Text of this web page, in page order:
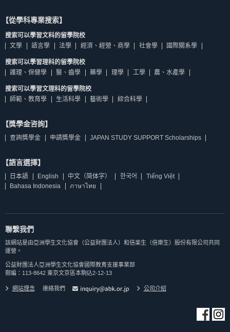
【從學科專業搜索】
搜索可以學習文科的留學院校
文學
語言學 法學 經濟、經營、商學 社會學 國際關系學
搜索可以學習理科的留學院校
護理、保健學
醫、齒學 藥學 理學 工學 農、水產學
搜索可以學習文理科的留學院校
師範、教育學
生活科學 藝術學 綜合科學
【獎學金咨詢】
查詢獎學金 申請獎學金 JAPAN STUDY SUPPORT Scholarships
【語言選擇】
日本語 English 中文（简体字） 한국어
Tiếng Việt
Bahasa Indonesia
ภาษาไทย
聯繫我們
該網站是由亞洲學生文化協會（公益財團法人）和倍楽生（倍樂生）股份有限公司共同
運營。
公益財團法人亞洲學生文化協會國際教育支援事業部
郵編：113-8642 東京文京區本駒込2-12-13
網站理念 連絡我們 公司介紹